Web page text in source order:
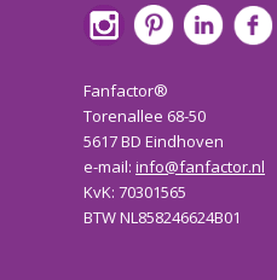
Fanfactor®
Torenallee 68-50
5617 BD Eindhoven
e-mail: info@fanfactor.nl
KvK: 70301565
BTW NL858246624B01